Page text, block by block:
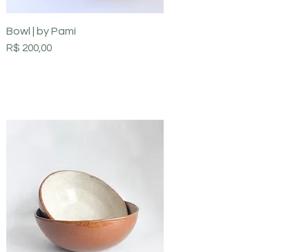
Visualização rápida
Bowl | by Pamí
Preço
R$ 200,00